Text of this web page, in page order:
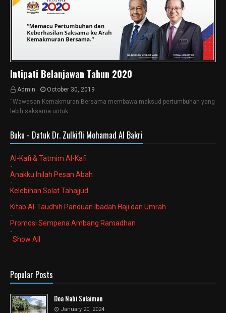
Intipati Belanjawan Tahun 2020
Admin
October 30, 2019
“Wawasan Kemakmuran Bersama membawa maksud pertumbuhan yang
lebih saksama untuk…
Buku - Datuk Dr. Zulkifli Mohamad Al Bakri
Al-Kafi & Tatmim Al-Kafi
-
Anakku Inilah Pesan Abah
-
Kelebihan Solat Tahajjud
-
Kitab Al-Taudhih Panduan Ibadah Haji dan Umrah
-
Promosi Sempena Ambang Ramadhan
-
Show All
Popular Posts
Doa Nabi Sulaiman
January 20, 2024